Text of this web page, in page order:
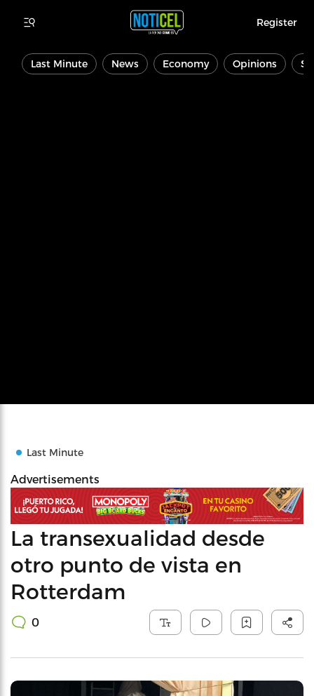
Register
Last Minute News Economy Opinions
Last Minute
Advertisements
La transexualidad desde
otro punto de vista en
Rotterdam
0